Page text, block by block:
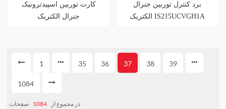
کارت توربین اسپیدترونیک
جنرال الکتریک
برد کنترل توربین جنرال
الکتریک IS215UCVGH1A
1 35 36 37 38 39
1084
در مجموع از 1084 صفحات